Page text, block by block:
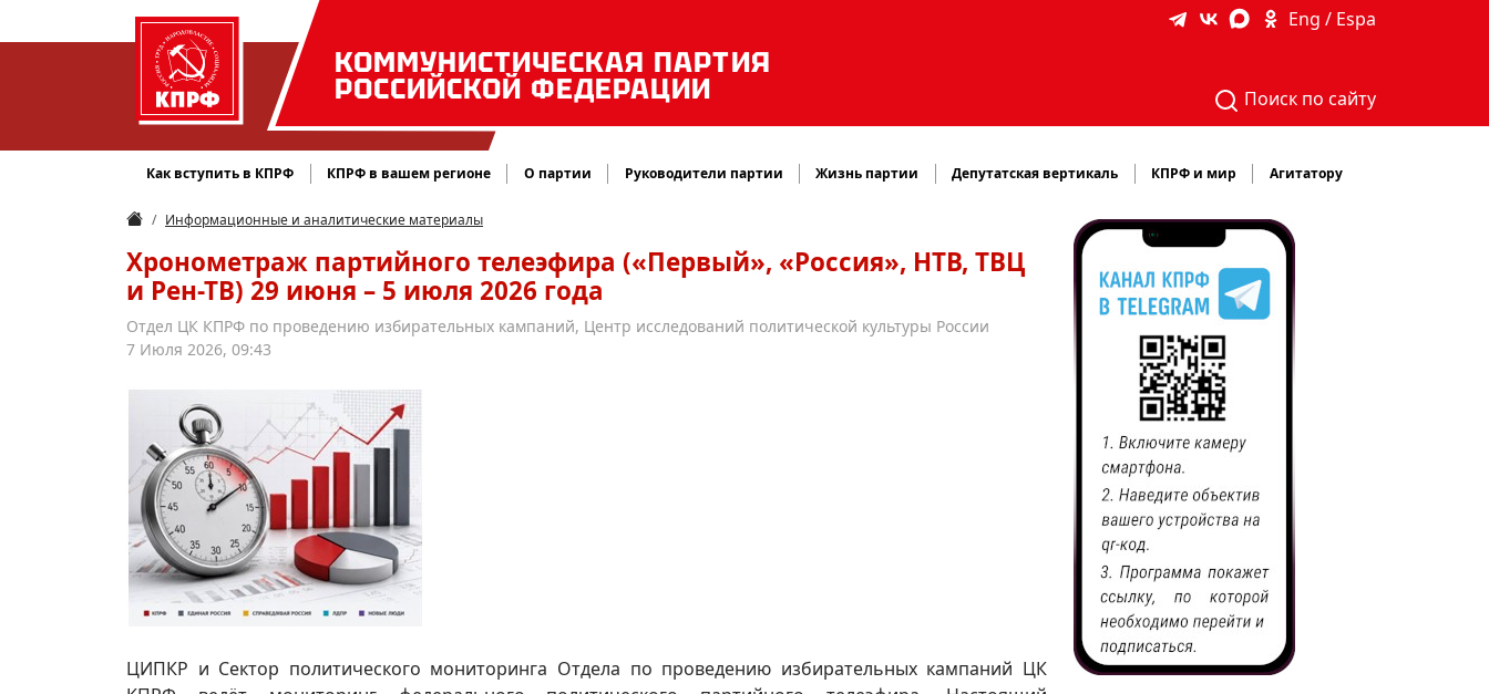
КОММУНИСТИЧЕСКАЯ ПАРТИЯ
РОССИЙСКОЙ ФЕДЕРАЦИИ
Eng / Espa
Поиск по сайту
Как вступить в КПРФ КПРФ в вашем регионе О партии Руководители партии Жизнь партии Депутатская вертикаль КПРФ и мир Агитатору
Информационные и аналитические материалы
Хронометраж партийного телеэфира («Первый», «Россия», НТВ, ТВЦ
и Рен-ТВ) 29 июня – 5 июля 2026 года
Отдел ЦК КПРФ по проведению избирательных кампаний, Центр исследований политической культуры России
7 Июля 2026, 09:43
ЦИПКР и Сектор политического мониторинга Отдела по проведению избирательных кампаний ЦК